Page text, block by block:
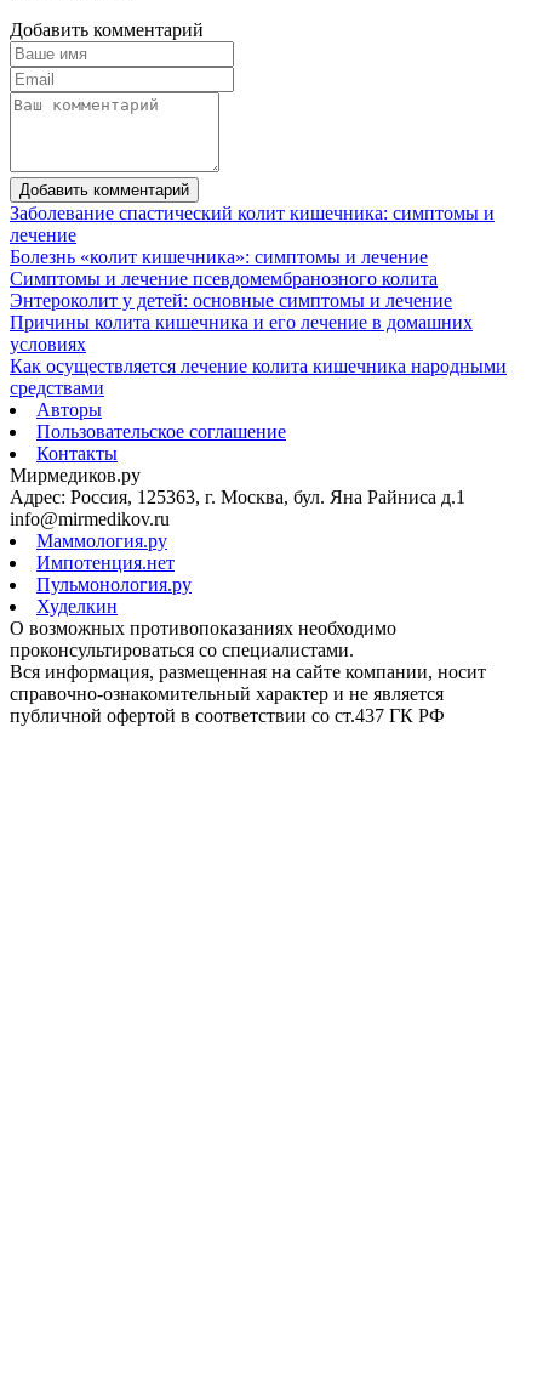
Добавить комментарий
Добавить комментарий
Заболевание спастический колит кишечника: симптомы и
лечение
Болезнь «колит кишечника»: симптомы и лечение
Симптомы и лечение псевдомембранозного колита
Энтероколит у детей: основные симптомы и лечение
Причины колита кишечника и его лечение в домашних
условиях
Как осуществляется лечение колита кишечника народными
средствами
Авторы
Пользовательское соглашение
Контакты
Мирмедиков.ру
Адрес: Россия, 125363, г. Москва, бул. Яна Райниса д.1
info@mirmedikov.ru
Маммология.ру
Импотенция.нет
Пульмонология.ру
Худелкин
О возможных противопоказаниях необходимо
проконсультироваться со специалистами.
Вся информация, размещенная на сайте компании, носит
справочно-ознакомительный характер и не является
публичной офертой в соответствии со ст.437 ГК РФ